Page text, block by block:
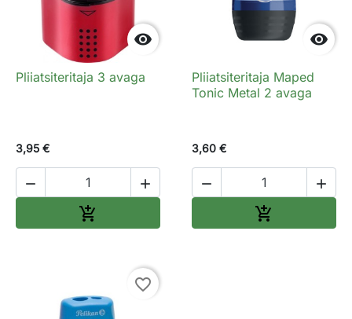

Pliiatsiteritaja 3 avaga
3,95 €
 


Pliiatsiteritaja Maped
Tonic Metal 2 avaga
3,60 €
 

favorite_border